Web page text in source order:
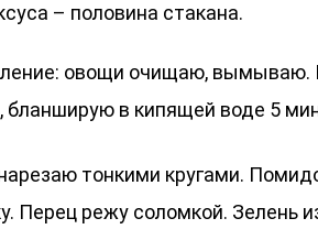
– половина стакана.
овощи очищаю, вымываю.
бланширую в кипящей воде 5
тонкими кругами.
Перец режу соломкой. Зелень